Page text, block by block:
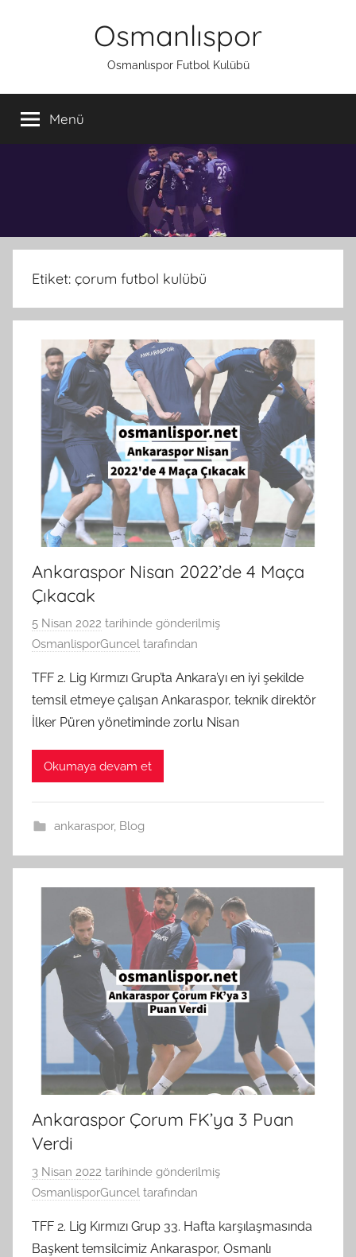
Osmanlıspor
Osmanlıspor Futbol Kulübü
Menü
Etiket: çorum futbol kulübü
Ankaraspor Nisan 2022’de 4 Maça
Çıkacak
5 Nisan 2022 tarihinde gönderilmiş
OsmanlisporGuncel tarafından
TFF 2. Lig Kırmızı Grup’ta Ankara’yı en iyi şekilde
temsil etmeye çalışan Ankaraspor, teknik direktör
İlker Püren yönetiminde zorlu Nisan
Okumaya devam et
ankaraspor, Blog
Ankaraspor Çorum FK’ya 3 Puan
Verdi
3 Nisan 2022 tarihinde gönderilmiş
OsmanlisporGuncel tarafından
TFF 2. Lig Kırmızı Grup 33. Hafta karşılaşmasında
Başkent temsilcimiz Ankaraspor, Osmanlı